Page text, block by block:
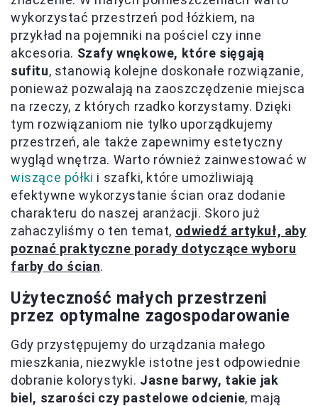
wykorzystać przestrzeń pod łóżkiem, na
przykład na pojemniki na pościel czy inne
akcesoria. Szafy wnękowe, które sięgają
sufitu, stanowią kolejne doskonałe rozwiązanie,
ponieważ pozwalają na zaoszczędzenie miejsca
na rzeczy, z których rzadko korzystamy. Dzięki
tym rozwiązaniom nie tylko uporządkujemy
przestrzeń, ale także zapewnimy estetyczny
wygląd wnętrza. Warto również zainwestować w
wiszące półki i szafki, które umożliwiają
efektywne wykorzystanie ścian oraz dodanie
charakteru do naszej aranżacji. Skoro już
zahaczyliśmy o ten temat, odwiedź artykuł, aby
poznać praktyczne porady dotyczące wyboru
farby do ścian.
Użyteczność małych przestrzeni
przez optymalne zagospodarowanie
Gdy przystępujemy do urządzania małego
mieszkania, niezwykle istotne jest odpowiednie
dobranie kolorystyki. Jasne barwy, takie jak
biel, szarości czy pastelowe odcienie, mają